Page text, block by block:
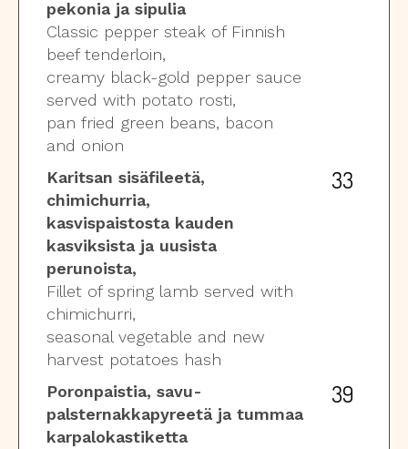
pekonia ja sipulia
Classic pepper steak of Finnish
beef tenderloin,
creamy black-gold pepper sauce
served with potato rosti,
pan fried green beans, bacon
and onion
Karitsan sisäfileetä,
chimichurria,
kasvispaistosta kauden
kasviksista ja uusista
perunoista,
Fillet of spring lamb served with
chimichurri,
seasonal vegetable and new
harvest potatoes hash
33
Poronpaistia, savu-
palsternakkapyreetä ja tummaa
karpalokastiketta
39